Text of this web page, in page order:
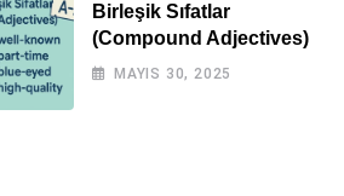
Birleşik Sıfatlar
(Compound Adjectives)
MAYIS 30, 2025